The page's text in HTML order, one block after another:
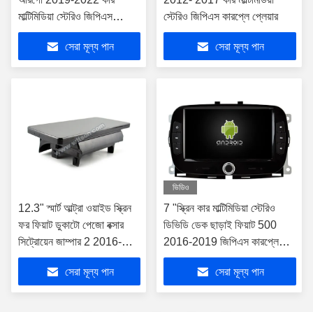
মাল্টিমিডিয়া স্টেরিও জিপিএস
কারপ্লে প্লেয়ার
সেরা মূল্য পান
স্টেরিও জিপিএস কারপ্লে প্লেয়ার
সেরা মূল্য পান
12.3" স্মার্ট আল্ট্রা ওয়াইড স্ক্রিন
ফর ফিয়াট ডুকাটো পেজো বক্সার
সিট্রোয়েন জাম্পার 2 2016-
2022
সেরা মূল্য পান
ভিডিও
7 "স্ক্রিন কার মাল্টিমিডিয়া স্টেরিও
ডিভিডি ডেক ছাড়াই ফিয়াট 500
2016-2019 জিপিএস কারপ্লে
প্লেয়ারের জন্য
সেরা মূল্য পান